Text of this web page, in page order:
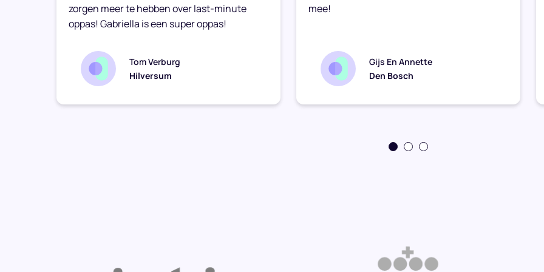
zorgen meer te hebben over last-minute
oppas! Gabriella is een super oppas!
Tom Verburg
Hilversum
mee!
Gijs En Annette
Den Bosch